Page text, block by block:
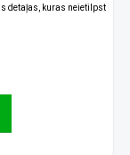
detaļas, kuras neietilpst